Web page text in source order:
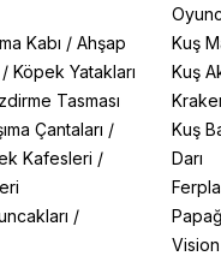
Kabı /Ahşap
/Köpek Yatakları
Tasması
Çantaları /
Kafesleri /
/
Kuş
Kuş
Kuş
Darı